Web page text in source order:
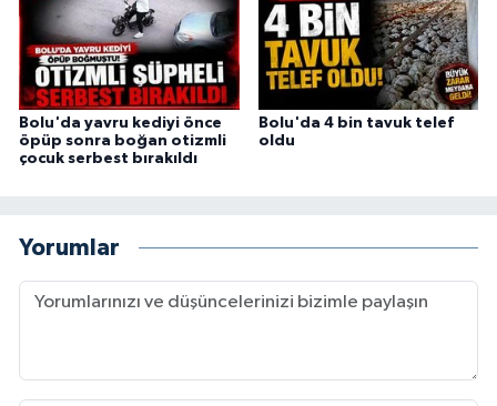
Bolu'da yavru kediyi önce
öpüp sonra boğan otizmli
çocuk serbest bırakıldı
Bolu'da 4 bin tavuk telef
oldu
Yorumlar